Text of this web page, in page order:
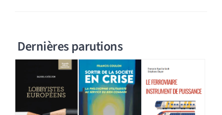
Dernières parutions